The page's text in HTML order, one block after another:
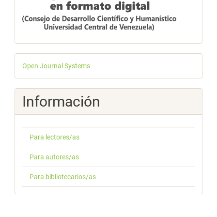
Desarrollado
por
Open Journal Systems
Información
Para lectores/as
Para autores/as
Para bibliotecarios/as